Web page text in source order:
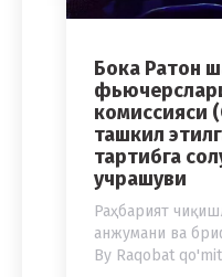
Бока Ратон
комиссияси
ташкил
тартибга
учрашуви
Раҳбарият
анжумани ва
By Raqobat